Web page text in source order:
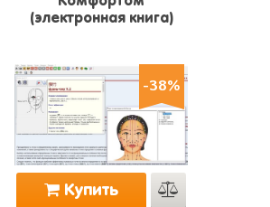
(электронная книга)
-38%
Купить